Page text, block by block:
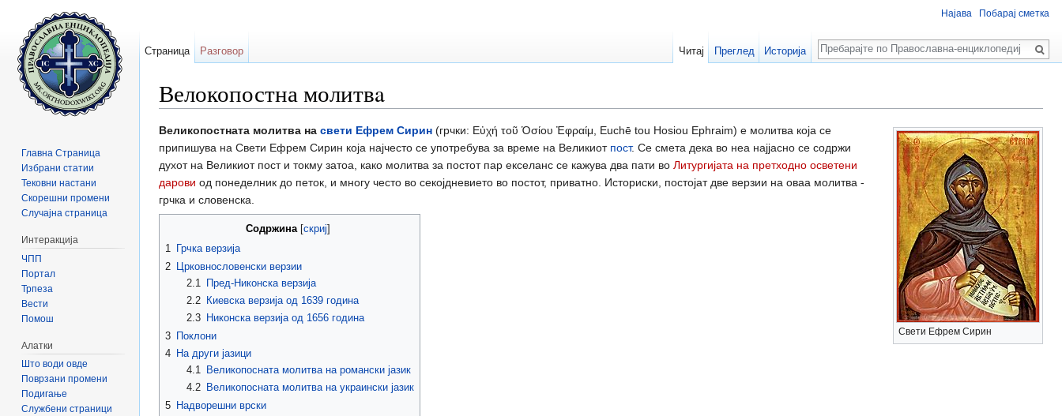
Велокопостна молитвa
Свети Ефрем Сирин
Великопостната молитва на свети Ефрем Сирин (грчки: Εὐχή τοῦ Ὁσίου Ἐφραίμ, Euchē tou Hosiou Ephraim) е молитва која се
припишува на Свети Ефрем Сирин која најчесто се употребува за време на Великиот пост. Се смета дека во неа најјасно се содржи
духот на Великиот пост и токму затоа, како молитва за постот пар екселанс се кажува два пати во Литургијата на претходно осветени
дарови од понеделник до петок, и многу често во секојдневието во постот, приватно. Историски, постојат две верзии на оваа молитва -
грчка и словенска.
Содржина[ скриј
1 Грчка верзија
2
Црковнословенски верзии
2.1
Пред-Никонска верзија
2.2
Киевска верзија од 1639 година
2.3
Никонска верзија од 1656 година
3 Поклони
4 На други јазици
4.1
Великопосната молитва на романски јазик
4.2
Великопосната молитва на украински јазик
5 Надворешни врски
Најава Побарај сметка
Страница Разговор Читај Преглед Историја
Пребарај
Главна Страница
Избрани статии
Тековни настани
Скорешни промени
Случајна страница
Интеракција
ЧПП
Портал
Трпеза
Вести
Помош
Алатки
Што води овде
Поврзани промени
Подигање
Службени страници